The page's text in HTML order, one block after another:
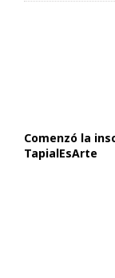
Comenzó la
TapialEsArte